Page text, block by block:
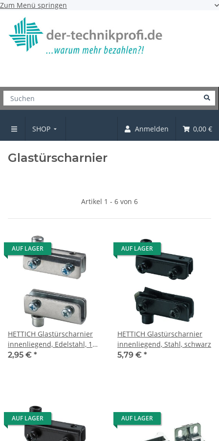
Zum Menü springen
SHOP Anmelden 0,00 €
Scharniere
Glastürscharnier
Artikel 1 - 6 von 6
AUF LAGER
HETTICH Glastürscharnier
innenliegend, Edelstahl, 1
Set, keine Glasbohrung
2,95 € *
AUF LAGER
HETTICH Glastürscharnier
innenliegend, Stahl, schwarz
5,79 € *
AUF LAGER AUF LAGER